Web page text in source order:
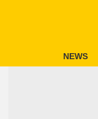
NEWS